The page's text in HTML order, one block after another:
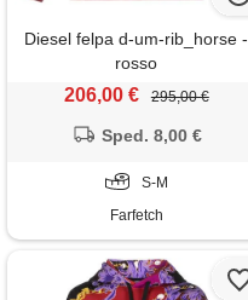
Diesel felpa d-um-rib_horse -
rosso
206,00 € 295,00 €
Sped. 8,00 €
S-M
Farfetch